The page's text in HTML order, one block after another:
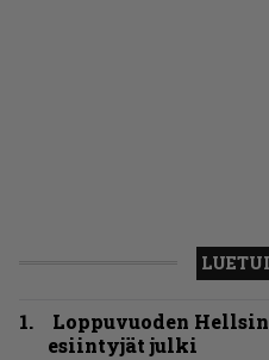
Loppuvuoden
esiintyjät julki